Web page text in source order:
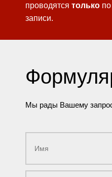
проводятся только
записи.
Мы рады Вашему